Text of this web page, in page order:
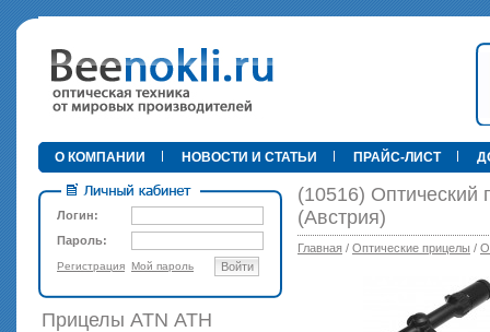
•
89 000
О КОМПАНИИ НОВОСТИ И СТАТЬИ ПРАЙС-ЛИСТ
Логин:
Пароль:
Регистрация Мой пароль Войти
Прицелы ATN АТН
(10516) Оптический
(Австрия)
Главная / Оптические прицелы /